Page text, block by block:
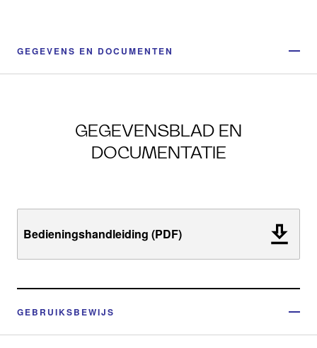
GEGEVENS EN DOCUMENTEN
GEGEVENSBLAD EN
DOCUMENTATIE
Bedieningshandleiding (PDF)
GEBRUIKSBEWIJS